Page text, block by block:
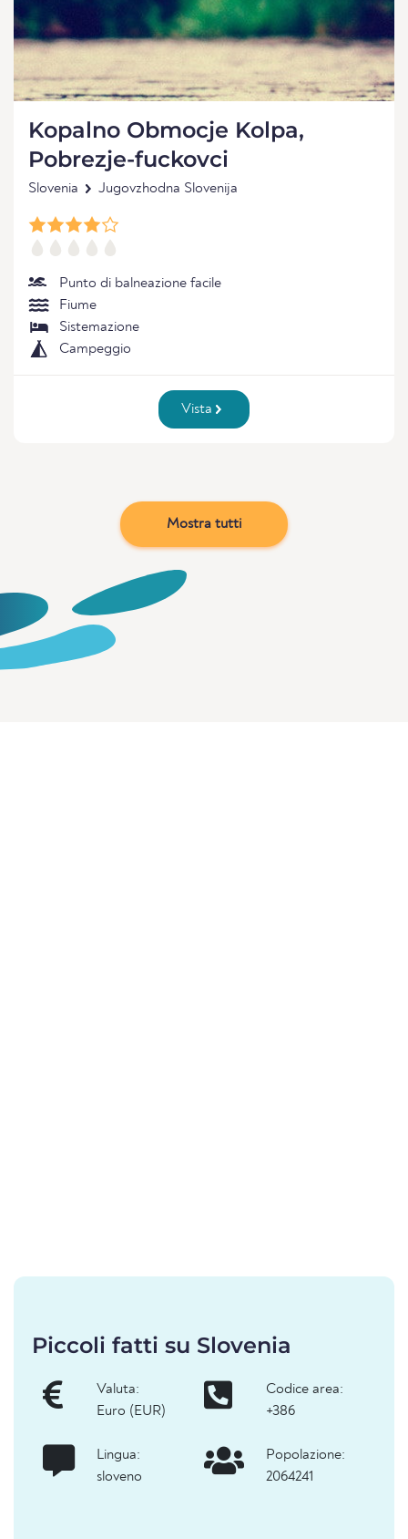
Kopalno Obmocje Kolpa,
Pobrezje-fuckovci
Slovenia Jugovzhodna Slovenija
Punto di balneazione facile
Fiume
Sistemazione
Campeggio
Vista
Mostra tutti
Piccoli fatti su Slovenia
Valuta:
Euro (EUR)
Codice area:
+386
Lingua:
sloveno
Popolazione:
2064241